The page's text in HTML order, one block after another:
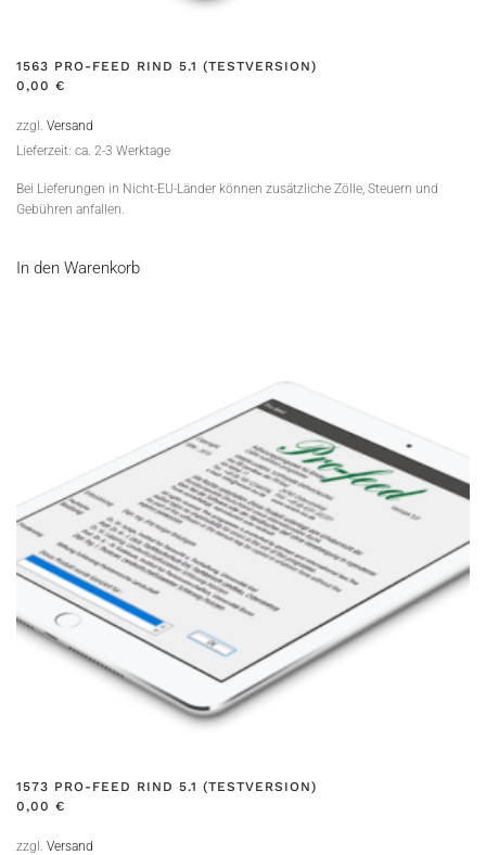
1563 PRO-FEED RIND 5.1 (TESTVERSION)
0,00 €
zzgl. Versand
Lieferzeit: ca. 2-3 Werktage
Bei Lieferungen in Nicht-EU-Länder können zusätzliche Zölle, Steuern und
Gebühren anfallen.
In den Warenkorb
1573 PRO-FEED RIND 5.1 (TESTVERSION)
0,00 €
zzgl. Versand